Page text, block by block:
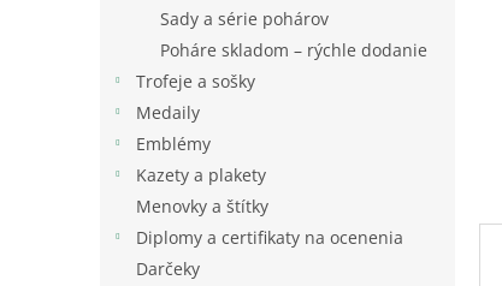
Sady a série pohárov
Poháre skladom – rýchle dodanie
Trofeje a sošky
Medaily
Emblémy
Kazety a plakety
Menovky a štítky
Diplomy a certifikaty na ocenenia
Darčeky